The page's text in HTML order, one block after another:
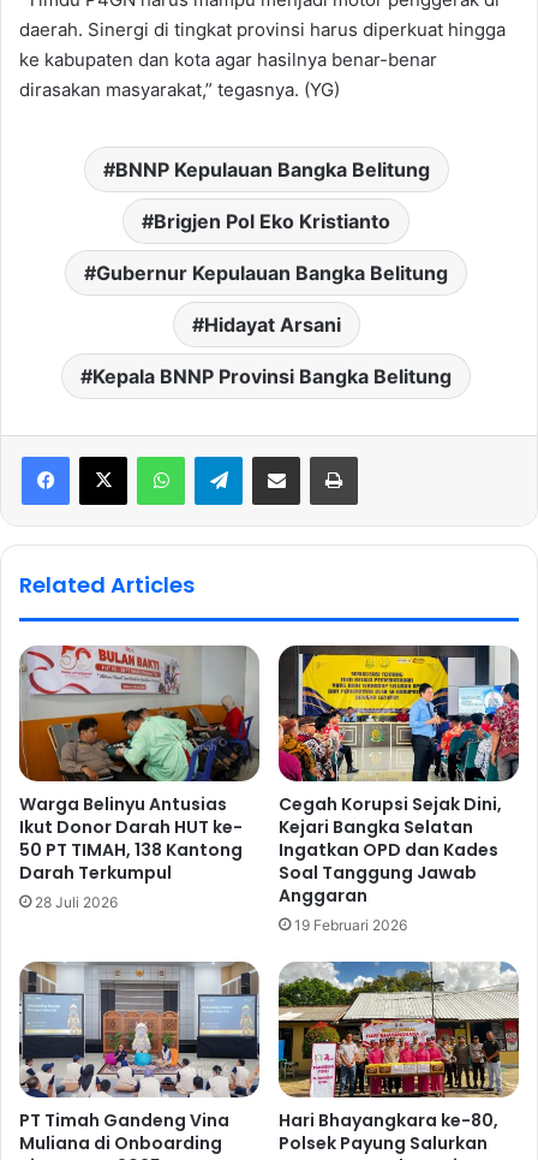
daerah. Sinergi di tingkat provinsi harus diperkuat hingga
ke kabupaten dan kota agar hasilnya benar-benar
dirasakan masyarakat,” tegasnya. (YG)
BNNP Kepulauan Bangka Belitung
Brigjen Pol Eko Kristianto
Gubernur Kepulauan Bangka Belitung
Hidayat Arsani
Kepala BNNP Provinsi Bangka Belitung
WhatsAppTelegramShare via Email Print
Related Articles
Warga Belinyu Antusias
Ikut Donor Darah HUT ke-
50 PT TIMAH, 138 Kantong
Darah Terkumpul
28 Juli 2026
Cegah Korupsi Sejak Dini,
Kejari Bangka Selatan
Ingatkan OPD dan Kades
Soal Tanggung Jawab
Anggaran
19 Februari 2026
PT Timah Gandeng Vina
Muliana di Onboarding
Hari Bhayangkara ke-80,
Polsek Payung Salurkan